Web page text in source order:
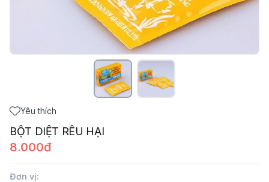
Yêu thích
BỘT DIỆT RÊU HẠI
8.000đ
Đơn vị: